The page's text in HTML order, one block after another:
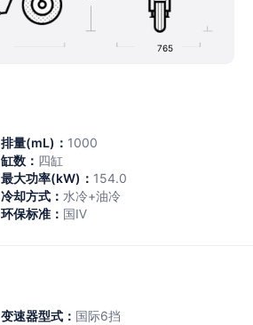
765
排量(mL)： 1000
缸数： 四缸
最大功率(kW)： 154.0
冷却方式： 水冷+油冷
环保标准： 国Ⅳ
变速器型式： 国际6挡